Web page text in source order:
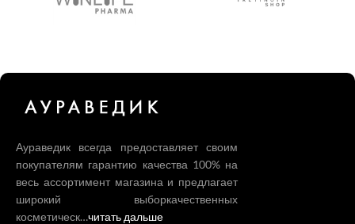
Аураведик всегда предоставляет своим
покупателям гарантию качества 100% на
весь ассортимент магазина и предлагает
широкий выборкачественных
косметическ…читать дальше